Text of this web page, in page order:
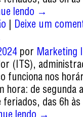
lendo →
| Deixe um
por Marketing
(ITS),
funciona nos
hora: de segunda
feriados, das 6h
lendo →